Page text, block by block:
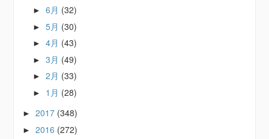
►6月 (32)
►5月 (30)
►4月 (43)
►3月 (49)
►2月 (33)
► 1月 (28)
►2017 (348)
►2016 (272)